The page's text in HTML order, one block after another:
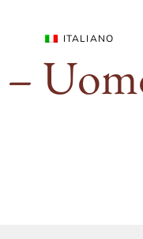
ITALIANO